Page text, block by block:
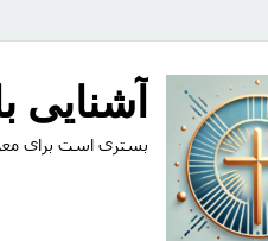
آشنایی
بستری است برای